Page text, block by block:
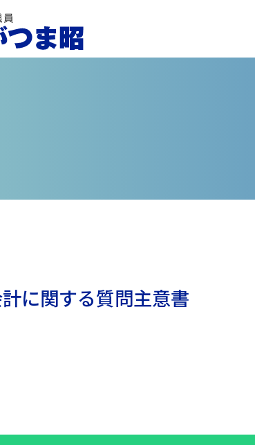
に関する質問主意書